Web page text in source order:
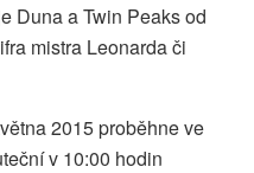
Duna a Twin Peaks od
mistra Leonarda či
2015 proběhne ve
v 10:00 hodin